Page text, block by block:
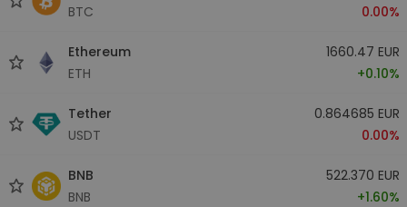
BTC
0.00%
Ethereum
ETH
1660.47 EUR
+0.10%
Tether
USDT
0.864685 EUR
0.00%
BNB
BNB
522.370 EUR
+1.60%